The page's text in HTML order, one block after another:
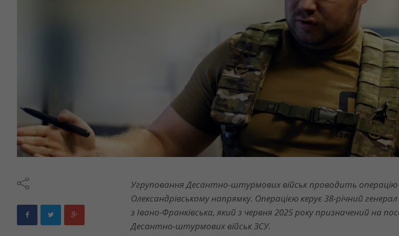
Угруповання Десантно-штурмових військ проводить
Олександрівському напрямку. Операцією керує 38-річний
з Івано-Франківська, який з червня 2025 року призначений на
Десантно-штурмових військ ЗСУ.